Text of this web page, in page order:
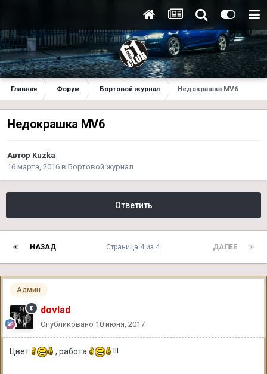
Главная Форум Бортовой журнал Недокрашка MV6
Недокрашка MV6
Автор Kuzka
16 марта, 2016 в Бортовой журнал
Ответить
НАЗАД ДАЛЕЕ
Страница 4 из 4
Админ
dovlad
Опубликовано 10 июня, 2017
Цвет , работа !!!